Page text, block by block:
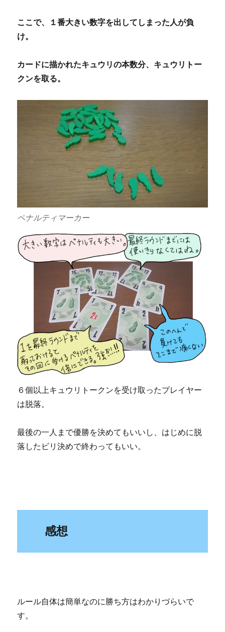
ここで、１番大きい数字を出してしまった人が負
け。
カードに描かれたキュウリの本数分、キュウリトー
クンを取る。
ペナルティマーカー
６個以上キュウリトークンを受け取ったプレイヤー
は脱落。
最後の一人まで優勝を決めてもいいし、はじめに脱
落したビリ決めで終わってもいい。
感想
ルール自体は簡単なのに勝ち方はわかりづらいで
す。